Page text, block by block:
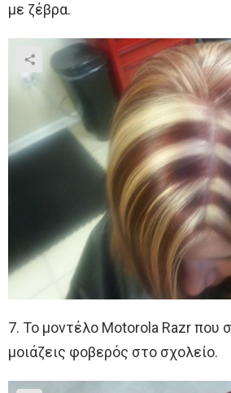
με ζέβρα.
7. Το μοντέλο Motorola Razr που
μοιάζεις φοβερός στο σχολείο.